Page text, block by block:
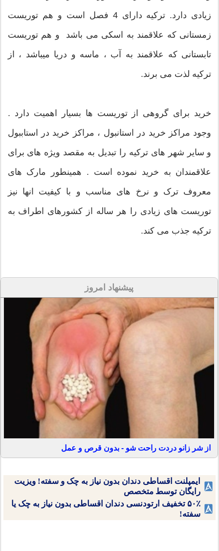
زیادی دارد. ترکیه دارای 4 فصل است و هم توریست
زمستانی که علاقمند به اسکی می باشد و هم توریست
تابستانی که علاقمند به آب ، ماسه و دریا میباشد ، از
ترکیه لذت می برند.
خرید برای گروهی از توریست ها بسیار اهمیت دارد .
وجود مراکز خرید در استانبول ، مراکز خرید در استاببول
و سایر شهر های ترکیه را تبدیل به مقصد ویژه های برای
علاقمندان به خرید نموده است . همینطور مارک های
معروف ترک و نرخ های مناسب و با کیفیت انها نیز
توریست های زیادی را هر ساله از کشورهای اطراف به
ترکیه جذب می کند.
پیشنهاد امروز
از شر زانو دردت راحت شو - بدون قرص و عمل
ایمپلنت اقساطی دندان بدون نیاز به چک و سفته! ویزیت
رایگان توسط متخصص
۵۰٪ تخفیف ارتودنسی دندان اقساطی بدون نیاز به چک یا
سفته!